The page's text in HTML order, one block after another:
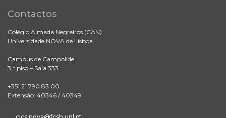
Contactos
Colégio Almada Negreiros (CAN)
Universidade NOVA de Lisboa
Campus de Campolide
3.º piso – Sala 333
+351 21 790 83 00
Extensão: 40346 / 40349